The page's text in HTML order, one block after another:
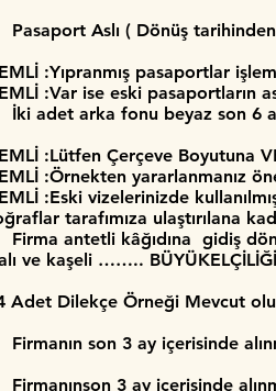
Aslı ( Dönüş
:Yıpranmış pasaportlar
:Var ise eski pasaportların
adet arka fonu beyaz son 6
:Lütfen Çerçeve Boyutuna
:Örnekten yararlanmanız
:Eski vizelerinizde
tarafımıza ulaştırılana
antetli kâğıdına gidiş
ve kaşeli ……..
Adet Dilekçe Örneği Mevcut
son 3 ay içerisinde
3 ay içerisinde